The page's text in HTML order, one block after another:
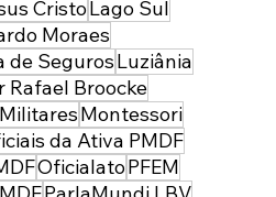
CristoLago Sul
Moraes
de SegurosLuziânia
Rafael Broocke
MilitaresMontessori
da Ativa PMDF
OficialatoPFEM